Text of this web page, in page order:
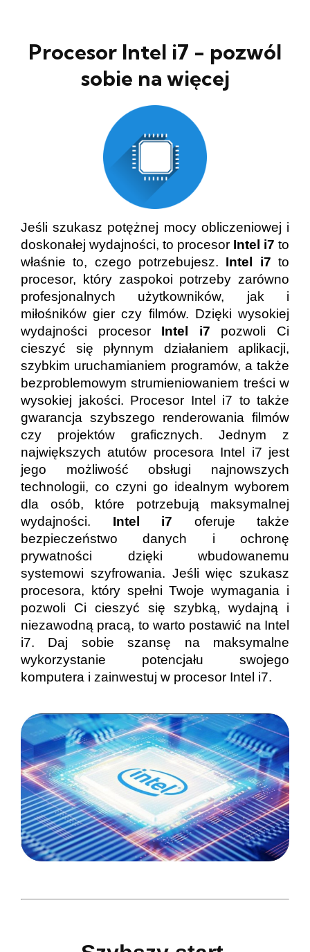
Procesor Intel i7 - pozwól
sobie na więcej
Jeśli szukasz potężnej mocy obliczeniowej i
doskonałej wydajności, to procesor Intel i7 to
właśnie to, czego potrzebujesz. Intel i7 to
procesor, który zaspokoi potrzeby zarówno
profesjonalnych użytkowników, jak i
miłośników gier czy filmów. Dzięki wysokiej
wydajności procesor Intel i7 pozwoli Ci
cieszyć się płynnym działaniem aplikacji,
szybkim uruchamianiem programów, a także
bezproblemowym strumieniowaniem treści w
wysokiej jakości. Procesor Intel i7 to także
gwarancja szybszego renderowania filmów
czy projektów graficznych. Jednym z
największych atutów procesora Intel i7 jest
jego możliwość obsługi najnowszych
technologii, co czyni go idealnym wyborem
dla osób, które potrzebują maksymalnej
wydajności. Intel i7 oferuje także
bezpieczeństwo danych i ochronę
prywatności dzięki wbudowanemu
systemowi szyfrowania. Jeśli więc szukasz
procesora, który spełni Twoje wymagania i
pozwoli Ci cieszyć się szybką, wydajną i
niezawodną pracą, to warto postawić na Intel
i7. Daj sobie szansę na maksymalne
wykorzystanie potencjału swojego
komputera i zainwestuj w procesor Intel i7.